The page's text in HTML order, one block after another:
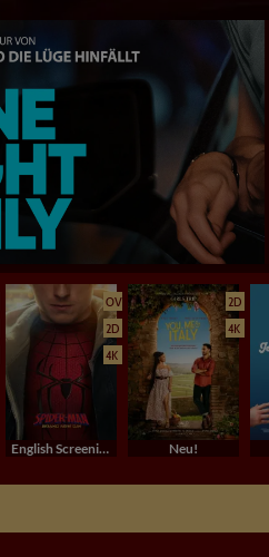
OV
2D
4K
English Screenings (OV/OmU)
2D
4K
Neu!